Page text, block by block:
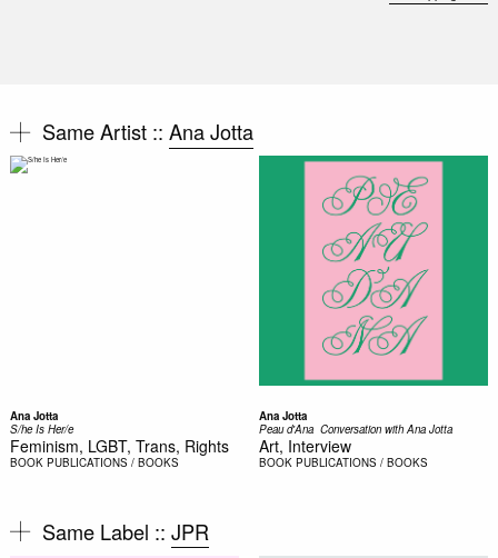
Same Artist :: Ana Jotta
Ana Jotta
S/he Is Her/e
Feminism, LGBT, Trans, Rights
BOOK PUBLICATIONS / BOOKS
Ana Jotta
Peau d'Ana  Conversation with Ana Jotta
Art, Interview
BOOK PUBLICATIONS / BOOKS
Same Label :: JPR